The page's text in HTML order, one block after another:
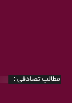
مطالب تصادفی :